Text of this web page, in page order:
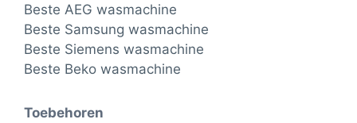
Beste AEG wasmachine
Beste Samsung wasmachine
Beste Siemens wasmachine
Beste Beko wasmachine
Toebehoren